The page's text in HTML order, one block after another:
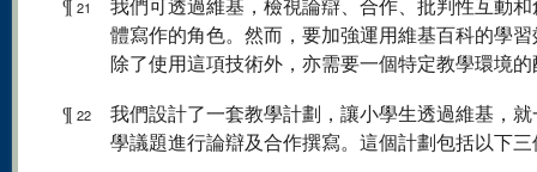
¶ 21
我們可透過維基，檢視論辯、合作、批判性互動
體寫作的角色。然而，要加強運用維基百科的學
除了使用這項技術外，亦需要一個特定教學環境
¶ 22
我們設計了一套教學計劃，讓小學生透過維基，
學議題進行論辯及合作撰寫。這個計劃包括以下三